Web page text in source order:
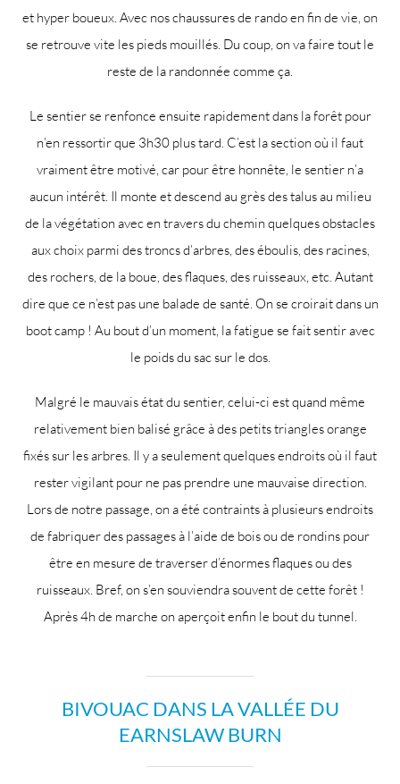
et hyper boueux. Avec nos chaussures de rando en fin de vie, on
se retrouve vite les pieds mouillés. Du coup, on va faire tout le
reste de la randonnée comme ça.
Le sentier se renfonce ensuite rapidement dans la forêt pour
n’en ressortir que 3h30 plus tard. C’est la section où il faut
vraiment être motivé, car pour être honnête, le sentier n’a
aucun intérêt. Il monte et descend au grès des talus au milieu
de la végétation avec en travers du chemin quelques obstacles
aux choix parmi des troncs d’arbres, des éboulis, des racines,
des rochers, de la boue, des flaques, des ruisseaux, etc. Autant
dire que ce n’est pas une balade de santé. On se croirait dans un
boot camp ! Au bout d’un moment, la fatigue se fait sentir avec
le poids du sac sur le dos.
Malgré le mauvais état du sentier, celui-ci est quand même
relativement bien balisé grâce à des petits triangles orange
fixés sur les arbres. Il y a seulement quelques endroits où il faut
rester vigilant pour ne pas prendre une mauvaise direction.
Lors de notre passage, on a été contraints à plusieurs endroits
de fabriquer des passages à l’aide de bois ou de rondins pour
être en mesure de traverser d’énormes flaques ou des
ruisseaux. Bref, on s’en souviendra souvent de cette forêt !
Après 4h de marche on aperçoit enfin le bout du tunnel.
BIVOUAC DANS LA VALLÉE DU
EARNSLAW BURN